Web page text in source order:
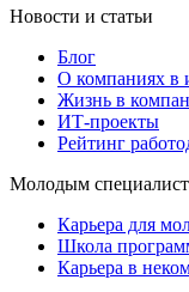
Новости и статьи
Блог
О компаниях в
Жизнь в
ИТ-проекты
Рейтинг
Молодым
Карьера для
Школа
Карьера в